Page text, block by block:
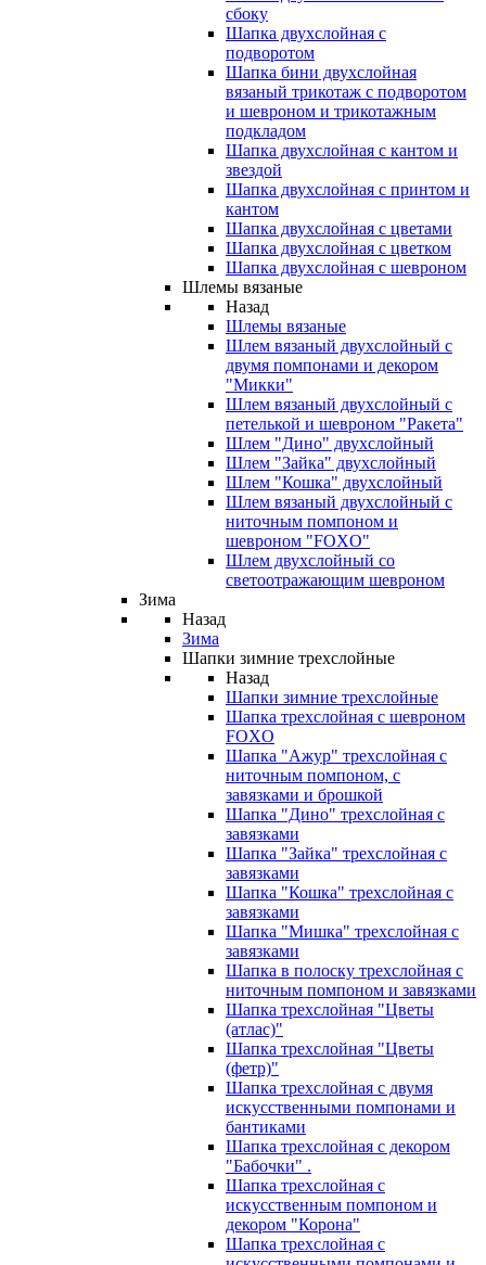
сбоку
Шапка двухслойная с
подворотом
Шапка бини двухслойная
вязаный трикотаж с подворотом
и шевроном и трикотажным
подкладом
Шапка двухслойная с кантом и
звездой
Шапка двухслойная с принтом и
кантом
Шапка двухслойная с цветами
Шапка двухслойная с цветком
Шапка двухслойная с шевроном
Шлемы вязаные
Назад
Шлемы вязаные
Шлем вязаный двухслойный с
двумя помпонами и декором
"Микки"
Шлем вязаный двухслойный с
петелькой и шевроном "Ракета"
Шлем "Дино" двухслойный
Шлем "Зайка" двухслойный
Шлем "Кошка" двухслойный
Шлем вязаный двухслойный с
ниточным помпоном и
шевроном "FOXO"
Шлем двухслойный со
светоотражающим шевроном
Зима
Назад
Зима
Шапки зимние трехслойные
Назад
Шапки зимние трехслойные
Шапка трехслойная с шевроном
FOXO
Шапка "Ажур" трехслойная с
ниточным помпоном, с
завязками и брошкой
Шапка "Дино" трехслойная с
завязками
Шапка "Зайка" трехслойная с
завязками
Шапка "Кошка" трехслойная с
завязками
Шапка "Мишка" трехслойная с
завязками
Шапка в полоску трехслойная с
ниточным помпоном и завязками
Шапка трехслойная "Цветы
(атлас)"
Шапка трехслойная "Цветы
(фетр)"
Шапка трехслойная с двумя
искусственными помпонами и
бантиками
Шапка трехслойная с декором
"Бабочки" .
Шапка трехслойная с
искусственным помпоном и
декором "Корона"
Шапка трехслойная с